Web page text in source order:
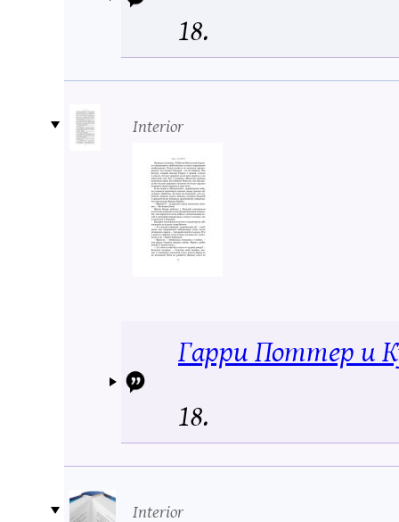
18.
Interior
Гарри Поттер и
18.
Interior